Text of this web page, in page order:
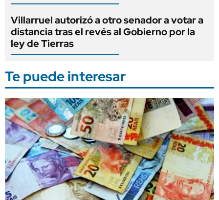
Villarruel autorizó a otro senador a votar a
distancia tras el revés al Gobierno por la
ley de Tierras
Te puede interesar